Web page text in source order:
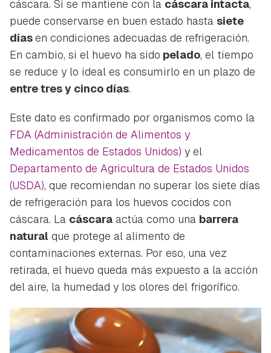
cáscara. Si se mantiene con la cáscara intacta,
puede conservarse en buen estado hasta siete
díasen condiciones adecuadas de refrigeración.
En cambio, si el huevo ha sido pelado, el tiempo
se reduce y lo ideal es consumirlo en un plazo de
entre tres y cinco días.
Este dato es confirmado por organismos como la
FDA (Administración de Alimentos y
Medicamentos de Estados Unidos) y el
Departamento de Agricultura de Estados Unidos
(USDA), que recomiendan no superar los siete días
de refrigeración para los huevos cocidos con
cáscara. La cáscara actúa como una barrera
natural que protege al alimento de
contaminaciones externas. Por eso, una vez
retirada, el huevo queda más expuesto a la acción
del aire, la humedad y los olores del frigorífico.